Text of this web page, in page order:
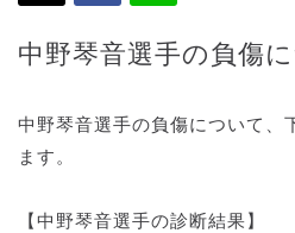
中野琴音選手の負傷
中野琴音選手の負傷について、
ます。
【中野琴音選手の診断結果】